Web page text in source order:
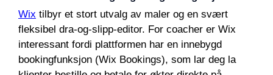
Wix tilbyr et stort utvalg av maler og en svært
fleksibel dra-og-slipp-editor. For coacher er Wix
interessant fordi plattformen har en innebygd
bookingfunksjon (Wix Bookings), som lar deg la